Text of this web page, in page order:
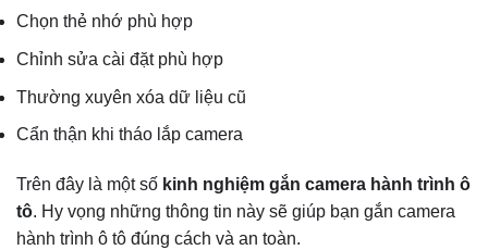
Chọn thẻ nhớ phù hợp
Chỉnh sửa cài đặt phù hợp
Thường xuyên xóa dữ liệu cũ
Cẩn thận khi tháo lắp camera
Trên đây là một số kinh nghiệm gắn camera hành trình ô
tô. Hy vọng những thông tin này sẽ giúp bạn gắn camera
hành trình ô tô đúng cách và an toàn.